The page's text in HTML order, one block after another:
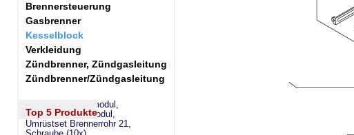
Brennersteuerung
Gasbrenner
Kesselblock
Verkleidung
Zündbrenner, Zündgasleitung
Zündbrenner/Zündgasleitung
Top 5 Produkte
eSW73 Weichenmodul,
eSM73 Mischermodul,
Umrüstset Brennerrohr 21,